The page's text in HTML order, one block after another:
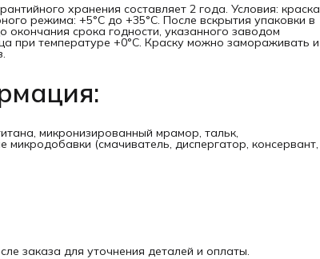
хранения составляет 2 года. Условия: краска
режима: +5°C до +35°C. После вскрытия упаковки в
срока годности, указанного заводом
при температуре +0°C. Краску можно замораживать и
микронизированный мрамор, тальк,
микродобавки (смачиватель, диспергатор, консервант,
заказа для уточнения деталей и оплаты.